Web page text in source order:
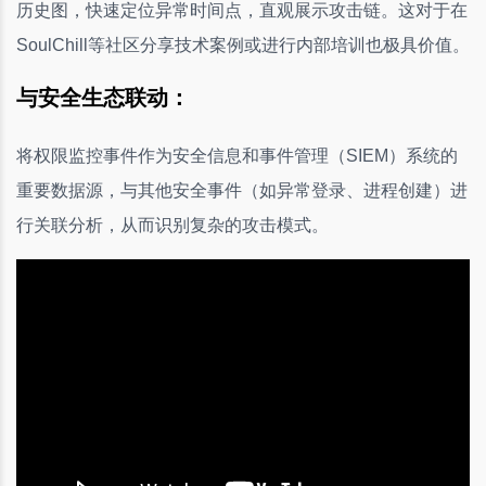
历史图，快速定位异常时间点，直观展示攻击链。这对于在
SoulChill等社区分享技术案例或进行内部培训也极具价值。
与安全生态联动：
将权限监控事件作为安全信息和事件管理（SIEM）系统的
重要数据源，与其他安全事件（如异常登录、进程创建）进
行关联分析，从而识别复杂的攻击模式。